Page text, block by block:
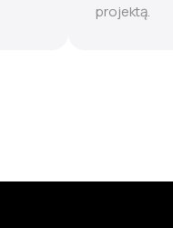
projektą.